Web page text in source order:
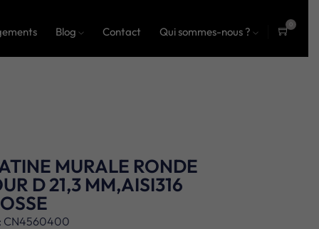
Blog Contact Qui sommes-nous ?
0
MURALE RONDE
D 21,3 MM,AISI316
CN4560400